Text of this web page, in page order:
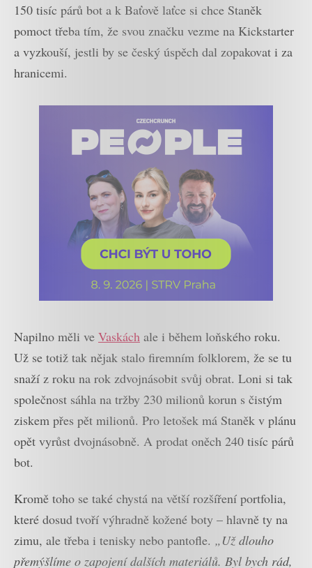
150 tisíc párů bot a k Baťově laťce si chce Staněk
pomoct třeba tím, že svou značku vezme na Kickstarter
a vyzkouší, jestli by se český úspěch dal zopakovat i za
hranicemi.
Napilno měli ve Vaskách ale i během loňského roku.
Už se totiž tak nějak stalo firemním folklorem, že se tu
snaží z roku na rok zdvojnásobit svůj obrat. Loni si tak
společnost sáhla na tržby 230 milionů korun s čistým
ziskem přes pět milionů. Pro letošek má Staněk v plánu
opět vyrůst dvojnásobně. A prodat oněch 240 tisíc párů
bot.
Kromě toho se také chystá na větší rozšíření portfolia,
které dosud tvoří výhradně kožené boty – hlavně ty na
zimu, ale třeba i tenisky nebo pantofle. „Už dlouho
přemýšlíme o zapojení dalších materiálů. Byl bych rád,